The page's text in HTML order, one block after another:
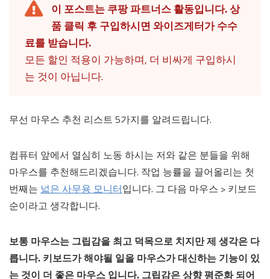
이 포스트는 쿠팡 파트너스 활동입니다. 상
품 클릭 후 구입하시면 와이즈게터가 수수
료를 받습니다.
모든 할인 적용이 가능하며, 더 비싸게 구입하시
는 것이 아닙니다.
무선 마우스 추천 리스트 5가지를 알려드립니다.
컴퓨터 앞에서 열심히 노동 하시는 저와 같은 분들을 위해
마우스를 추천해드리겠습니다. 작업 능률을 끌어올리는 첫
번째는 넓은 사무용 모니터입니다. 그 다음 마우스 > 키보드
순이라고 생각합니다.
보통 마우스는 그립감을 최고 덕목으로 치지만 제 생각은 다
릅니다. 키보드가 해야될 일을 마우스가 대신하는 기능이 있
는 것이 더 좋은 마우스 입니다. 그립감은 상향 평준화 되어